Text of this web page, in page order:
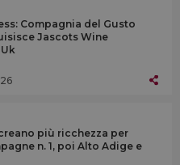
Compagnia del Gusto
Jascots Wine
più ricchezza per
n. 1, poi Alto Adige e